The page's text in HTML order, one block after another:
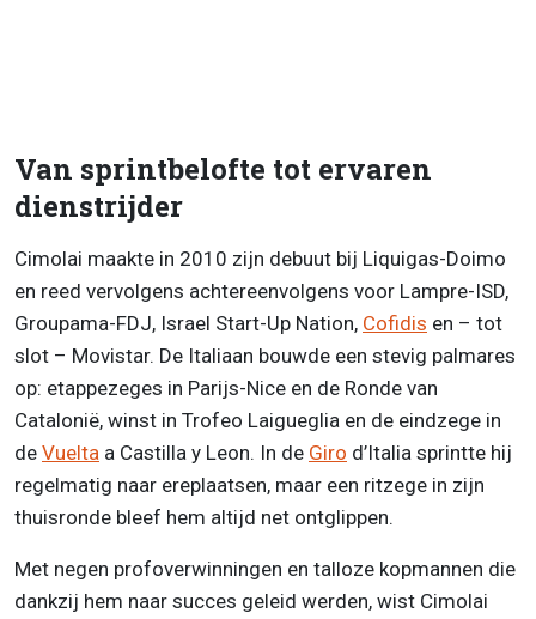
Van sprintbelofte tot ervaren
dienstrijder
Cimolai maakte in 2010 zijn debuut bij Liquigas-Doimo
en reed vervolgens achtereenvolgens voor Lampre-ISD,
Groupama-FDJ, Israel Start-Up Nation, Cofidis en – tot
slot – Movistar. De Italiaan bouwde een stevig palmares
op: etappezeges in Parijs-Nice en de Ronde van
Catalonië, winst in Trofeo Laigueglia en de eindzege in
de Vuelta a Castilla y Leon. In de Giro d’Italia sprintte hij
regelmatig naar ereplaatsen, maar een ritzege in zijn
thuisronde bleef hem altijd net ontglippen.
Met negen profoverwinningen en talloze kopmannen die
dankzij hem naar succes geleid werden, wist Cimolai